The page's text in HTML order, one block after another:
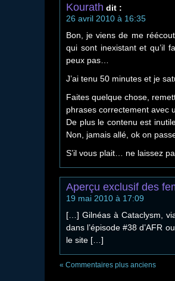
Kourath dit :
26 avril 2010 à 16:35
Bon, je viens de me
qui sont inexistant et qu’il
peux pas…
J’ai tenu 50 minutes et je
Faites quelque chose,
phrases correctement avec
De plus le contenu est
Non, jamais allé, ok on
S’il vous plait… ne laissez
Aperçu exclusif des
19 mai 2010 à 17:09
[…] Gilnéas à Cataclysm,
dans l’épisode #38 d’AFR
le site […]
« Commentaires plus anciens